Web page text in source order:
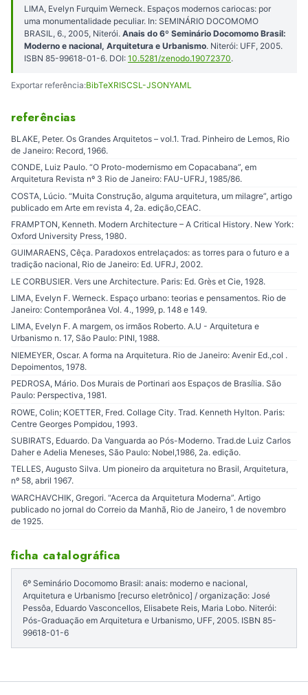
LIMA, Evelyn Furquim Werneck. Espaços modernos cariocas: por
uma monumentalidade peculiar. In: SEMINÁRIO DOCOMOMO
BRASIL, 6., 2005, Niterói. Anais do 6º Seminário Docomomo Brasil:
Moderno e nacional, Arquitetura e Urbanismo. Niterói: UFF, 2005.
ISBN 85-99618-01-6. DOI: 10.5281/zenodo.19072370.
Exportar referência:BibTeXRISCSL-JSONYAML
referências
BLAKE, Peter. Os Grandes Arquitetos – vol.1. Trad. Pinheiro de Lemos, Rio
de Janeiro: Record, 1966.
CONDE, Luiz Paulo. “O Proto-modernismo em Copacabana”, em
Arquitetura Revista nº 3 Rio de Janeiro: FAU-UFRJ, 1985/86.
COSTA, Lúcio. “Muita Construção, alguma arquitetura, um milagre”, artigo
publicado em Arte em revista 4, 2a. edição,CEAC.
FRAMPTON, Kenneth. Modern Architecture – A Critical History. New York:
Oxford University Press, 1980.
GUIMARAENS, Cêça. Paradoxos entrelaçados: as torres para o futuro e a
tradição nacional, Rio de Janeiro: Ed. UFRJ, 2002.
LE CORBUSIER. Vers une Architecture. Paris: Ed. Grès et Cie, 1928.
LIMA, Evelyn F. Werneck. Espaço urbano: teorias e pensamentos. Rio de
Janeiro: Contemporânea Vol. 4., 1999, p. 148 e 149.
LIMA, Evelyn F. A margem, os irmãos Roberto. A.U - Arquitetura e
Urbanismo n. 17, São Paulo: PINI, 1988.
NIEMEYER, Oscar. A forma na Arquitetura. Rio de Janeiro: Avenir Ed.,col .
Depoimentos, 1978.
PEDROSA, Mário. Dos Murais de Portinari aos Espaços de Brasília. São
Paulo: Perspectiva, 1981.
ROWE, Colin; KOETTER, Fred. Collage City. Trad. Kenneth Hylton. Paris:
Centre Georges Pompidou, 1993.
SUBIRATS, Eduardo. Da Vanguarda ao Pós-Moderno. Trad.de Luiz Carlos
Daher e Adelia Meneses, São Paulo: Nobel,1986, 2a. edição.
TELLES, Augusto Silva. Um pioneiro da arquitetura no Brasil, Arquitetura,
nº 58, abril 1967.
WARCHAVCHIK, Gregori. “Acerca da Arquitetura Moderna”. Artigo
publicado no jornal do Correio da Manhã, Rio de Janeiro, 1 de novembro
de 1925.
ficha catalográfica
6º Seminário Docomomo Brasil: anais: moderno e nacional,
Arquitetura e Urbanismo [recurso eletrônico] / organização: José
Pessôa, Eduardo Vasconcellos, Elisabete Reis, Maria Lobo. Niterói:
Pós-Graduação em Arquitetura e Urbanismo, UFF, 2005. ISBN 85-
99618-01-6